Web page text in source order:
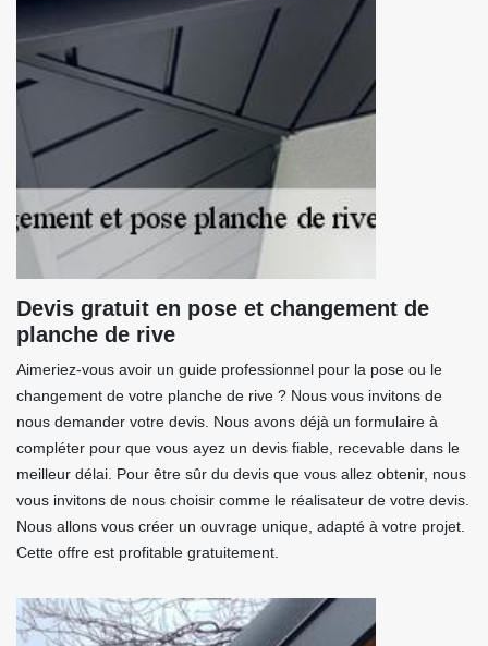
Devis gratuit en pose et changement de
planche de rive
Aimeriez-vous avoir un guide professionnel pour la pose ou le
changement de votre planche de rive ? Nous vous invitons de
nous demander votre devis. Nous avons déjà un formulaire à
compléter pour que vous ayez un devis fiable, recevable dans le
meilleur délai. Pour être sûr du devis que vous allez obtenir, nous
vous invitons de nous choisir comme le réalisateur de votre devis.
Nous allons vous créer un ouvrage unique, adapté à votre projet.
Cette offre est profitable gratuitement.